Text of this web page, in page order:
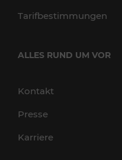
Tarifbestimmungen
ALLES RUND UM VOR
Kontakt
Presse
Karriere